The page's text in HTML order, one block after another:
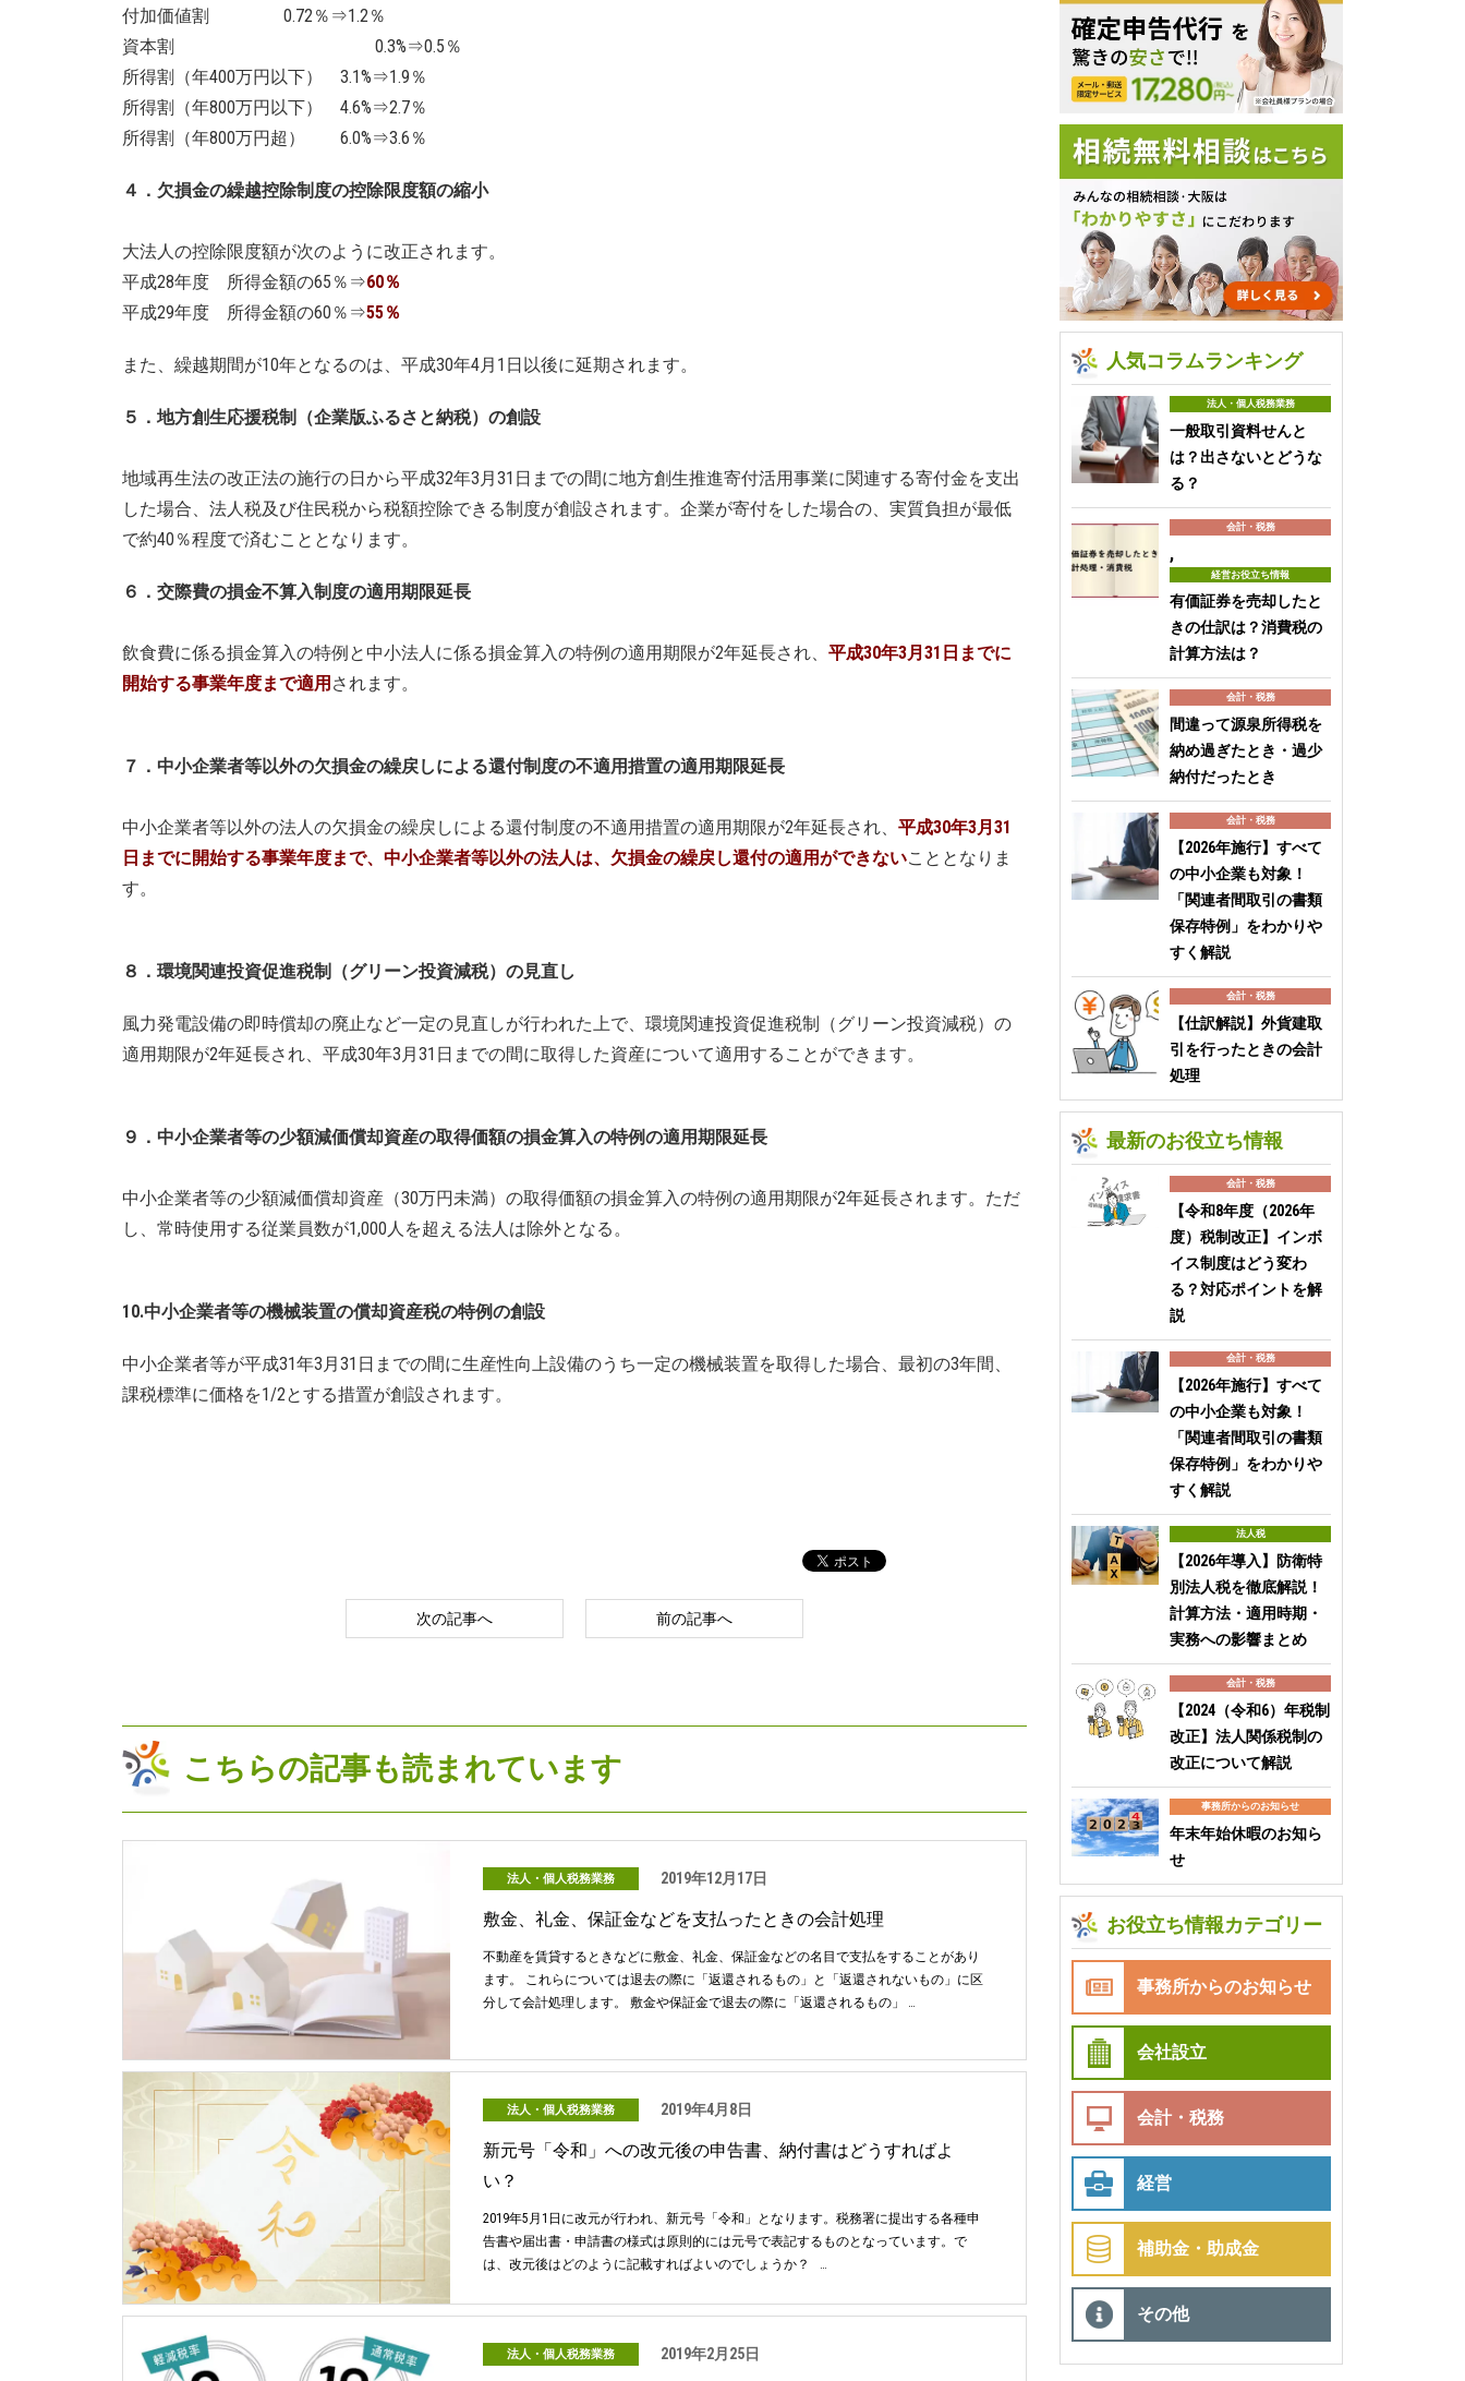
付加価値割 0.72％⇒1.2％
資本割 0.3%⇒0.5％
所得割（年400万円以下） 3.1%⇒1.9％
所得割（年800万円以下） 4.6%⇒2.7％
所得割（年800万円超） 6.0%⇒3.6％
４．欠損金の繰越控除制度の控除限度額の縮小
大法人の控除限度額が次のように改正されます。
平成28年度 所得金額の65％⇒60％
平成29年度 所得金額の60％⇒55％
また、繰越期間が10年となるのは、平成30年4月1日以後に延期されます。
５．地方創生応援税制（企業版ふるさと納税）の創設
地域再生法の改正法の施行の日から平成32年3月31日までの間に地方創生推進寄付活用事業に関連する寄付金を支出
した場合、法人税及び住民税から税額控除できる制度が創設されます。企業が寄付をした場合の、実質負担が最低
で約40％程度で済むこととなります。
６．交際費の損金不算入制度の適用期限延長
飲食費に係る損金算入の特例と中小法人に係る損金算入の特例の適用期限が2年延長され、 平成30年3月31日までに
開始する事業年度まで適用 されます。
７．中小企業者等以外の欠損金の繰戻しによる還付制度の不適用措置の適用期限延長
中小企業者等以外の法人の欠損金の繰戻しによる還付制度の不適用措置の適用期限が2年延長され、 平成30年3月31
日までに開始する事業年度まで、中小企業者等以外の法人は、欠損金の繰戻し還付の適用ができないこととなりま
す。
８．環境関連投資促進税制（グリーン投資減税）の見直し
風力発電設備の即時償却の廃止など一定の見直しが行われた上で、環境関連投資促進税制（グリーン投資減税）の
適用期限が2年延長され、平成30年3月31日までの間に取得した資産について適用することができます。
９．中小企業者等の少額減価償却資産の取得価額の損金算入の特例の適用期限延長
中小企業者等の少額減価償却資産（30万円未満）の取得価額の損金算入の特例の適用期限が2年延長されます。ただ
し、常時使用する従業員数が1,000人を超える法人は除外となる。
10.中小企業者等の機械装置の償却資産税の特例の創設
中小企業者等が平成31年3月31日までの間に生産性向上設備のうち一定の機械装置を取得した場合、最初の3年間、
課税標準に価格を1/2とする措置が創設されます。
次の記事へ 前の記事へ
こちらの記事も読まれています
法人・個人税務業務 2019年12月17日
敷金、礼金、保証金などを支払ったときの会計処理
不動産を賃貸するときなどに敷金、礼金、保証金などの名目で支払をすることがあり
ます。 これらについては退去の際に「返還されるもの」と「返還されないもの」に区
分して会計処理します。 敷金や保証金で退去の際に「返還されるもの」 …
法人・個人税務業務 2019年4月8日
新元号「令和」への改元後の申告書、納付書はどうすればよ
い？
2019年5月1日に改元が行われ、新元号「令和」となります。税務署に提出する各種申
告書や届出書・申請書の様式は原則的には元号で表記するものとなっています。で
は、改元後はどのように記載すればよいのでしょうか？ …
法人・個人税務業務 2019年2月25日
人気コラムランキング
法人・個人税務業務
一般取引資料せんと
は？出さないとどうな
る？
会計・税務
,
経営お役立ち情報
有価証券を売却したと
きの仕訳は？消費税の
計算方法は？
会計・税務
間違って源泉所得税を
納め過ぎたとき・過少
納付だったとき
会計・税務
【2026年施行】すべて
の中小企業も対象！
「関連者間取引の書類
保存特例」をわかりや
すく解説
会計・税務
【仕訳解説】外貨建取
引を行ったときの会計
処理
最新のお役立ち情報
会計・税務
【令和8年度（2026年
度）税制改正】インボ
イス制度はどう変わ
る？対応ポイントを解
説
会計・税務
【2026年施行】すべて
の中小企業も対象！
「関連者間取引の書類
保存特例」をわかりや
すく解説
法人税
【2026年導入】防衛特
別法人税を徹底解説！
計算方法・適用時期・
実務への影響まとめ
会計・税務
【2024（令和6）年税制
改正】法人関係税制の
改正について解説
事務所からのお知らせ
年末年始休暇のお知ら
せ
お役立ち情報カテゴリー
事務所からのお知らせ
会社設立
会計・税務
経営
補助金・助成金
その他